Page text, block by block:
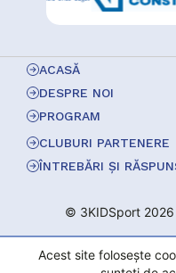
© 3KIDSport
ACASĂ
DESPRE NOI
PROGRAM
CLUBURI PARTENERE
ÎNTREBĂRI ȘI
Acest site folosește